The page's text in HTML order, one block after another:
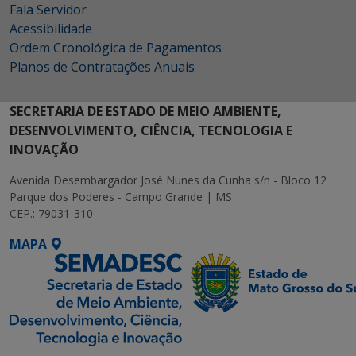
Fala Servidor
Acessibilidade
Ordem Cronológica de Pagamentos
Planos de Contratações Anuais
SECRETARIA DE ESTADO DE MEIO AMBIENTE,
DESENVOLVIMENTO, CIÊNCIA, TECNOLOGIA E
INOVAÇÃO
Avenida Desembargador José Nunes da Cunha s/n - Bloco 12
Parque dos Poderes - Campo Grande | MS
CEP.: 79031-310
MAPA